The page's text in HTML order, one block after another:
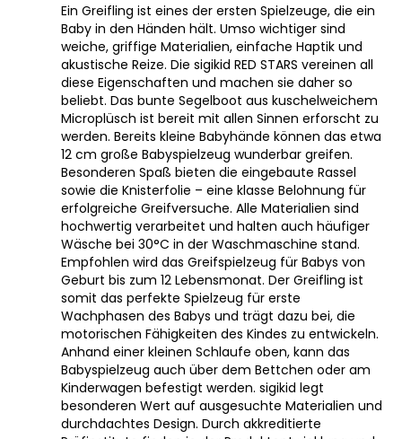
Ein Greifling ist eines der ersten Spielzeuge, die ein
Baby in den Händen hält. Umso wichtiger sind
weiche, griffige Materialien, einfache Haptik und
akustische Reize. Die sigikid RED STARS vereinen all
diese Eigenschaften und machen sie daher so
beliebt. Das bunte Segelboot aus kuschelweichem
Microplüsch ist bereit mit allen Sinnen erforscht zu
werden. Bereits kleine Babyhände können das etwa
12 cm große Babyspielzeug wunderbar greifen.
Besonderen Spaß bieten die eingebaute Rassel
sowie die Knisterfolie – eine klasse Belohnung für
erfolgreiche Greifversuche. Alle Materialien sind
hochwertig verarbeitet und halten auch häufiger
Wäsche bei 30°C in der Waschmaschine stand.
Empfohlen wird das Greifspielzeug für Babys von
Geburt bis zum 12 Lebensmonat. Der Greifling ist
somit das perfekte Spielzeug für erste
Wachphasen des Babys und trägt dazu bei, die
motorischen Fähigkeiten des Kindes zu entwickeln.
Anhand einer kleinen Schlaufe oben, kann das
Babyspielzeug auch über dem Bettchen oder am
Kinderwagen befestigt werden. sigikid legt
besonderen Wert auf ausgesuchte Materialien und
durchdachtes Design. Durch akkreditierte